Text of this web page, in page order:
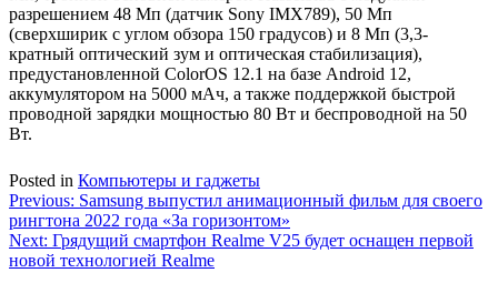
разрешением 48 Мп (датчик Sony IMX789), 50 Мп
(сверхширик с углом обзора 150 градусов) и 8 Мп (3,3-
кратный оптический зум и оптическая стабилизация),
предустановленной ColorOS 12.1 на базе Android 12,
аккумулятором на 5000 мАч, а также поддержкой быстрой
проводной зарядки мощностью 80 Вт и беспроводной на 50
Вт.
Posted in Компьютеры и гаджеты
Навигация
по
записям
Previous: Samsung выпустил анимационный фильм для своего
рингтона 2022 года «За горизонтом»
Next: Грядущий смартфон Realme V25 будет оснащен первой
новой технологией Realme